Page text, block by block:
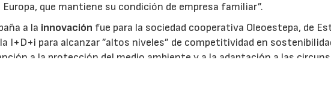
que mantiene su condición de empresa familiar”.
a la innovación fue para la sociedad cooperativa Oleoestepa, de
I+D+i para alcanzar ”altos niveles” de competitividad en
a la protección del medio ambiente y a la adaptación a las